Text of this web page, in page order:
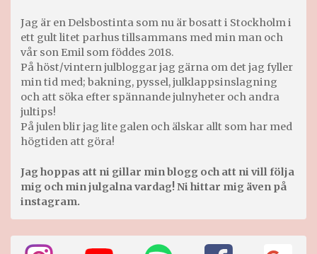
Jag är en Delsbostinta som nu är bosatt i Stockholm i
ett gult litet parhus tillsammans med min man och
vår son Emil som föddes 2018.
På höst/vintern julbloggar jag gärna om det jag fyller
min tid med; bakning, pyssel, julklappsinslagning
och att söka efter spännande julnyheter och andra
jultips!
På julen blir jag lite galen och älskar allt som har med
högtiden att göra!
Jag hoppas att ni gillar min blogg och att ni vill följa
mig och min julgalna vardag! Ni hittar mig även på
instagram.